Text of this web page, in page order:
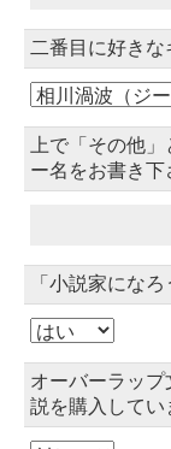
二番目に好きな
上で「その他
ー名をお書き下
「小説家にな
オーバーラッ
説を購入してい